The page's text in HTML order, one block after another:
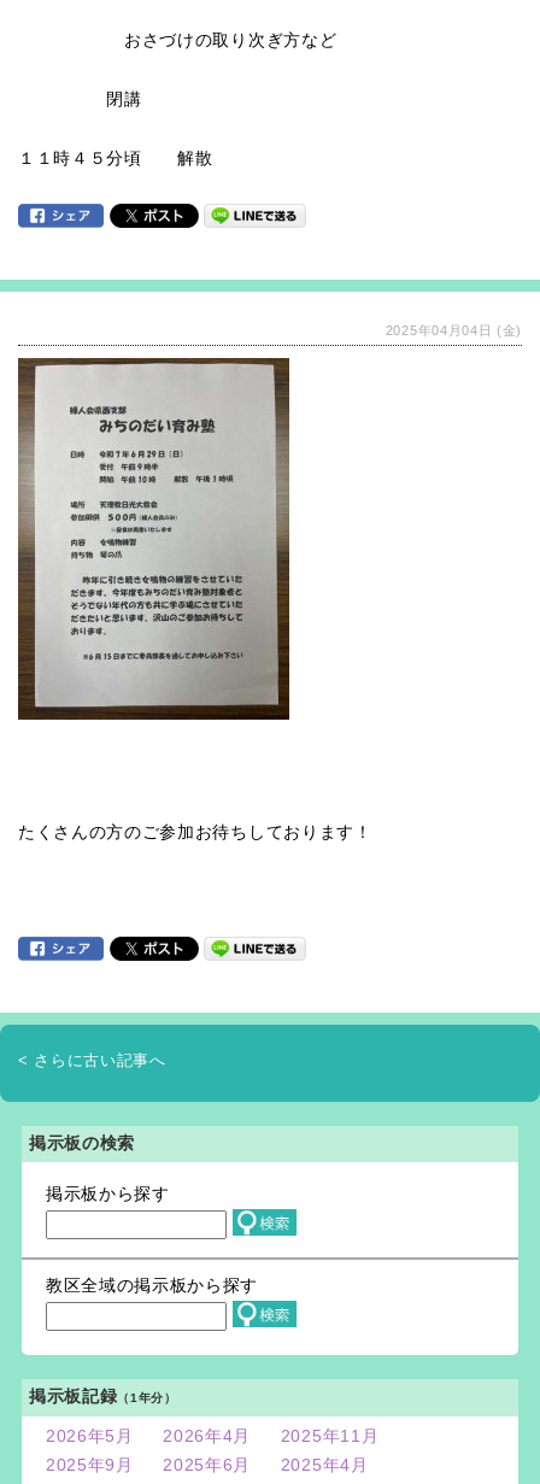
おさづけの取り次ぎ方など
閉講
１１時４５分頃 解散
2025年04月04日 (金)
たくさんの方のご参加お待ちしております！
< さらに古い記事へ
掲示板の検索
掲示板から探す
教区全域の掲示板から探す
掲示板記録 （1年分）
2026年5月 2026年4月
2025年11月
2025年9月
2025年6月
2025年4月